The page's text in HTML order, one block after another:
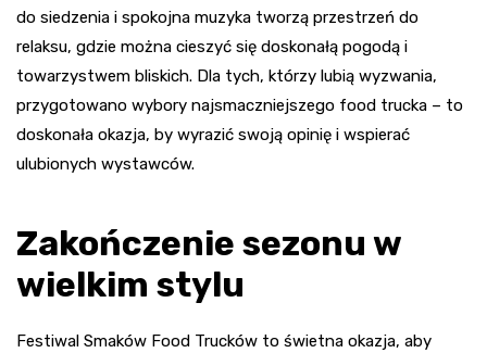
do siedzenia i spokojna muzyka tworzą przestrzeń do
relaksu, gdzie można cieszyć się doskonałą pogodą i
towarzystwem bliskich. Dla tych, którzy lubią wyzwania,
przygotowano wybory najsmaczniejszego food trucka – to
doskonała okazja, by wyrazić swoją opinię i wspierać
ulubionych wystawców.
Zakończenie sezonu w
wielkim stylu
Festiwal Smaków Food Trucków to świetna okazja, aby